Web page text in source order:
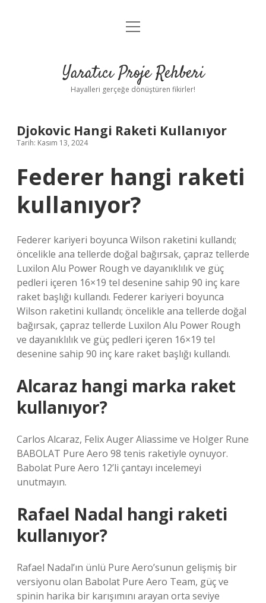
Anasayfa
Yasal Uyarı
menüyü
Yaratıcı Proje Rehberi
Hayalleri gerçeğe dönüştüren fikirler!
Djokovic Hangi Raketi Kullanıyor
Tarih: Kasım 13, 2024
Federer hangi raketi
kullanıyor?
Federer kariyeri boyunca Wilson raketini kullandı;
öncelikle ana tellerde doğal bağırsak, çapraz tellerde
Luxilon Alu Power Rough ve dayanıklılık ve güç
pedleri içeren 16×19 tel desenine sahip 90 inç kare
raket başlığı kullandı. Federer kariyeri boyunca
Wilson raketini kullandı; öncelikle ana tellerde doğal
bağırsak, çapraz tellerde Luxilon Alu Power Rough
ve dayanıklılık ve güç pedleri içeren 16×19 tel
desenine sahip 90 inç kare raket başlığı kullandı.
Alcaraz hangi marka raket
kullanıyor?
Carlos Alcaraz, Felix Auger Aliassime ve Holger Rune
BABOLAT Pure Aero 98 tenis raketiyle oynuyor.
Babolat Pure Aero 12’li çantayı incelemeyi
unutmayın.
Rafael Nadal hangi raketi
kullanıyor?
Rafael Nadal’ın ünlü Pure Aero’sunun gelişmiş bir
versiyonu olan Babolat Pure Aero Team, güç ve
spinin harika bir karışımını arayan orta seviye